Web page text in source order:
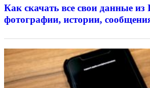
Как скачать все свои данные из
фотографии, истории,